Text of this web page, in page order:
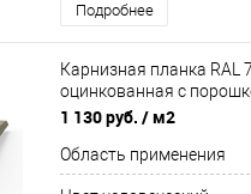
Подробнее
Карнизная планка RAL
оцинкованная c
покрытием 0,45мм
1 130 руб. / м2
Область применения